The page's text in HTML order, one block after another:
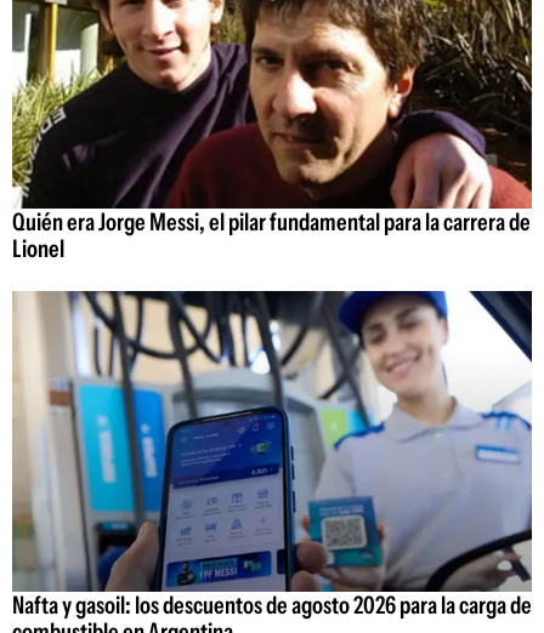
Quién era Jorge Messi, el pilar fundamental para la carrera de
Lionel
Nafta y gasoil: los descuentos de agosto 2026 para la carga de